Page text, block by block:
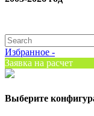
Избранное -
Заявка на расчет
Выберите